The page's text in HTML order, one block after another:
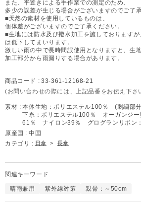
また、平置きによる手作業での測定のため、
多少の誤差が生じる場合がございますのでご了
■天然の素材を使用しているものは、
個体差がございますのでご了承ください。
■生地には防水及び撥水加工を施しております
は低下してまいります。
激しい雨の中で長時間誤使用となりますと、生
加工部分から雨漏りする場合があります。
商品コード : 33-361-12168-21
(お問い合わせの際には、上記品番をお伝え下さ
素材 : 本体生地：ポリエステル100％ (刺繍部
下糸：ポリエステル100％ オーガンジー
61％ ナイロン39％ グログランリボン
原産国 : 中国
カテゴリ : 日傘 > 長傘
関連キーワード
晴雨兼用 紫外線対策 親骨：～50cm